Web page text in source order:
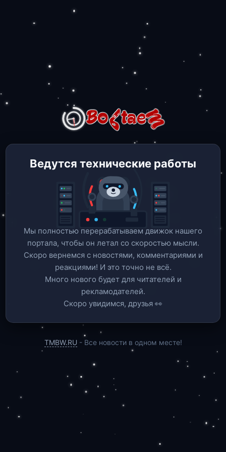
Ведутся технические работы
Мы полностью перерабатываем движок нашего
портала, чтобы он летал со скоростью мысли.
Скоро вернемся c новостями, комментариями и
реакциями! И это точно не всё.
Много нового будет для читателей и
рекламодателей.
Скоро увидимся, друзья 👀
TMBW.RU - Все новости в одном месте!